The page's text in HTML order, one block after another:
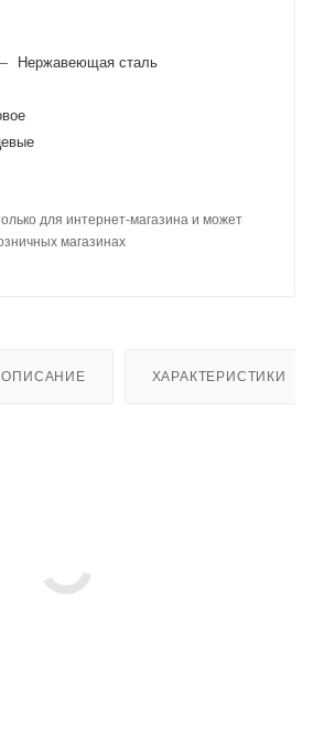
Нержавеющая сталь
для интернет-магазина и может
магазинах
ОПИСАНИЕ ХАРАКТЕРИСТИКИ